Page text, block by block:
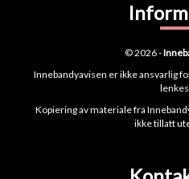
© 2026 -
Innebandyavisen er ikke ansvarlig
Kopiering av materiale fra
ikke tillatt